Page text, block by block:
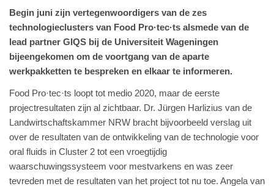
Begin juni zijn vertegenwoordigers van de zes
technologieclusters van Food Pro·tec·ts alsmede van de
lead partner GIQS bij de Universiteit Wageningen
bijeengekomen om de voortgang van de aparte
werkpakketten te bespreken en elkaar te informeren.
Food Pro·tec·ts loopt tot medio 2020, maar de eerste
projectresultaten zijn al zichtbaar. Dr. Jürgen Harlizius van de
Landwirtschaftskammer NRW bracht bijvoorbeeld verslag uit
over de resultaten van de ontwikkeling van de technologie voor
oral fluids in Cluster 2 tot een vroegtijdig
waarschuwingssysteem voor mestvarkens en was zeer
tevreden met de resultaten van het project tot nu toe. Angela van